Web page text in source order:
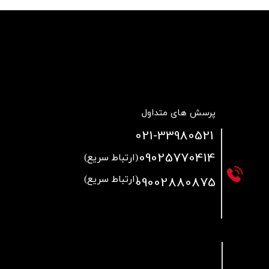
پرسش های متداول
021-33980521
09025770414(ارتباط سریع)
09002880875(ارتباط سریع)